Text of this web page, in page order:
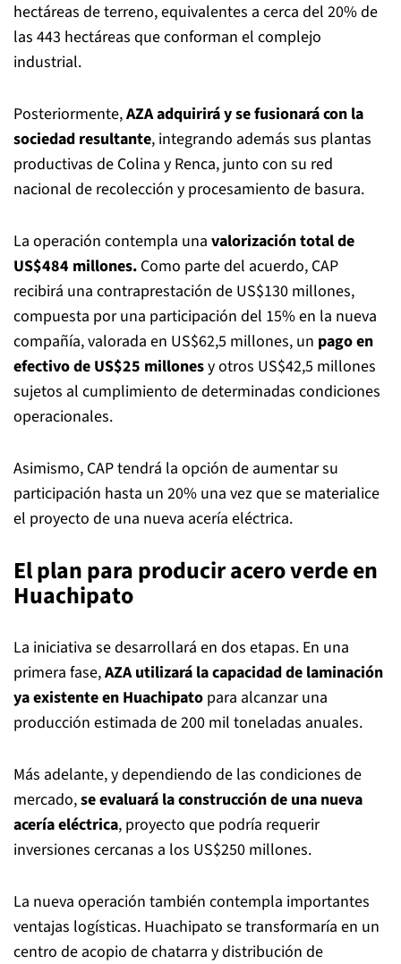
hectáreas de terreno, equivalentes a cerca del 20% de
las 443 hectáreas que conforman el complejo
industrial.
Posteriormente,AZA adquirirá y se fusionará con la
sociedad resultante, integrando además sus plantas
productivas de Colina y Renca, junto con su red
nacional de recolección y procesamiento de basura.
La operación contempla una valorización total de
US$484 millones. Como parte del acuerdo, CAP
recibirá una contraprestación de US$130 millones,
compuesta por una participación del 15% en la nueva
compañía, valorada en US$62,5 millones, un pago en
efectivo de US$25 millonesy otros US$42,5 millones
sujetos al cumplimiento de determinadas condiciones
operacionales.
Asimismo, CAP tendrá la opción de aumentar su
participación hasta un 20% una vez que se materialice
el proyecto de una nueva acería eléctrica.
El plan para producir acero verde en
Huachipato
La iniciativa se desarrollará en dos etapas. En una
primera fase,AZA utilizará la capacidad de laminación
ya existente en Huachipato para alcanzar una
producción estimada de 200 mil toneladas anuales.
Más adelante, y dependiendo de las condiciones de
mercado,se evaluará la construcción de una nueva
acería eléctrica, proyecto que podría requerir
inversiones cercanas a los US$250 millones.
La nueva operación también contempla importantes
ventajas logísticas. Huachipato se transformaría en un
centro de acopio de chatarra y distribución de